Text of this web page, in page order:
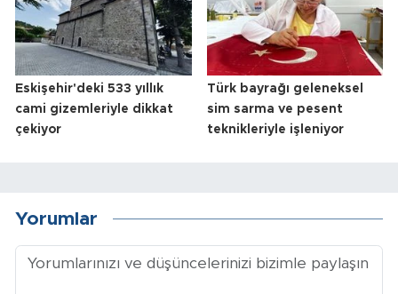
Eskişehir'deki 533 yıllık
cami gizemleriyle dikkat
çekiyor
Türk bayrağı geleneksel
sim sarma ve pesent
teknikleriyle işleniyor
Yorumlar